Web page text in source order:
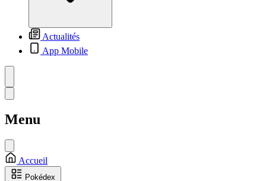
Actualités
App Mobile
Menu
Accueil